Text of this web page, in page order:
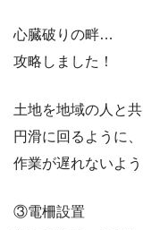
心臓破りの畔…
攻略しました！
土地を地域の人と
円滑に回るように、
作業が遅れないよ
③電柵設置